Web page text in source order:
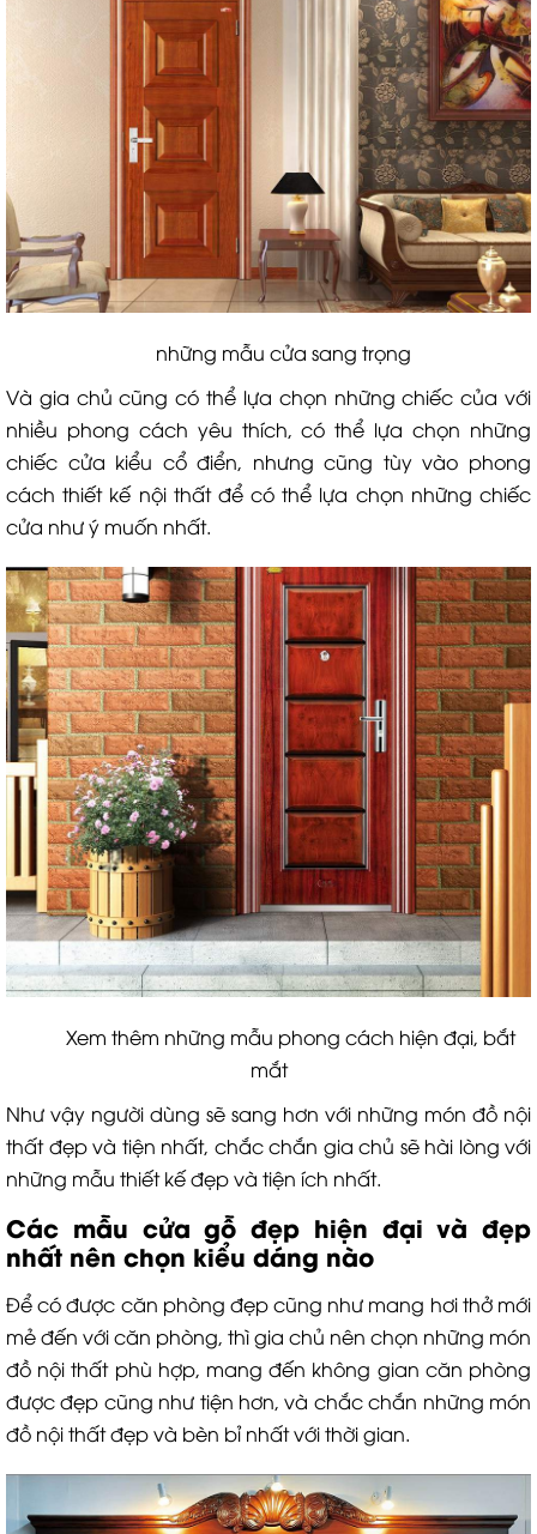
những mẫu cửa sang trọng
Và gia chủ cũng có thể lựa chọn những chiếc của với
nhiều phong cách yêu thích, có thể lựa chọn những
chiếc cửa kiểu cổ điển, nhưng cũng tùy vào phong
cách thiết kế nội thất để có thể lựa chọn những chiếc
cửa như ý muốn nhất.
Xem thêm những mẫu phong cách hiện đại, bắt
mắt
Như vậy người dùng sẽ sang hơn với những món đồ nội
thất đẹp và tiện nhất, chắc chắn gia chủ sẽ hài lòng với
những mẫu thiết kế đẹp và tiện ích nhất.
Các mẫu cửa gỗ đẹp hiện đại và đẹp
nhất nên chọn kiểu dáng nào
Để có được căn phòng đẹp cũng như mang hơi thở mới
mẻ đến với căn phòng, thì gia chủ nên chọn những món
đồ nội thất phù hợp, mang đến không gian căn phòng
được đẹp cũng như tiện hơn, và chắc chắn những món
đồ nội thất đẹp và bèn bỉ nhất với thời gian.